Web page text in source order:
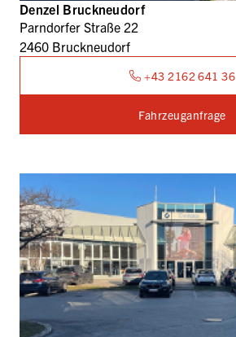
Denzel Bruckneudorf
Parndorfer Straße 22
2460 Bruckneudorf
+43 2162 641 36
Fahrzeuganfrage